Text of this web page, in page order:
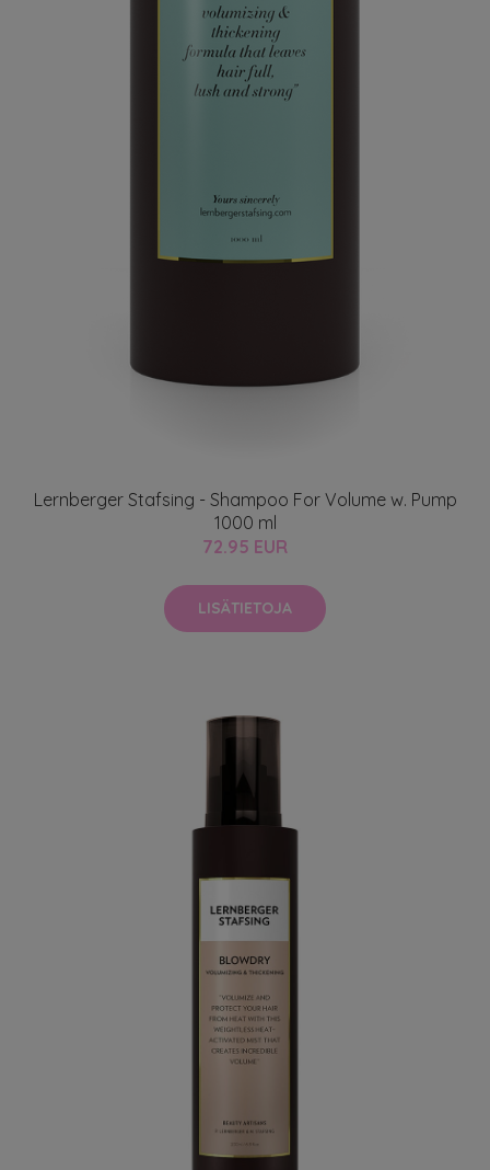
Lernberger Stafsing - Shampoo For Volume w. Pump
1000 ml
72.95 EUR
LISÄTIETOJA